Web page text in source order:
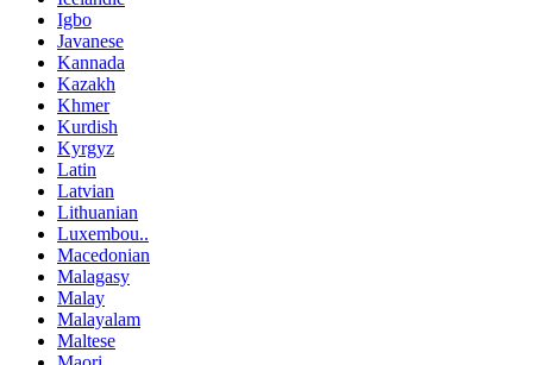
Igbo
Javanese
Kannada
Kazakh
Khmer
Kurdish
Kyrgyz
Latin
Latvian
Lithuanian
Luxembou..
Macedonian
Malagasy
Malay
Malayalam
Maltese